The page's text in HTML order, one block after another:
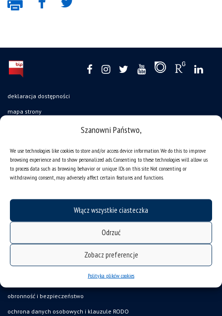
Szanowni Państwo,
We use technologies like cookies to store and/or access device information. We do this to improve
browsing experience and to show personalized ads. Consenting to these technologies will allow us
to process data such as browsing behavior or unique IDs on this site. Not consenting or
withdrawing consent, may adversely affect certain features and functions.
Włącz wszystkie ciasteczka
Odrzuć
Zobacz preferencje
Polityka plików cookies
deklaracja dostępności
mapa strony
organizacja roku akademickiego
UŚ od A do Z
ogłoszenia
jak pracujemy?
baza noclegowa
akty prawne UŚ
obronność i bezpieczeństwo
ochrona danych osobowych i klauzule RODO